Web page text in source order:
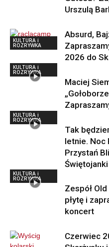
Urszulą
KULTURA i
ROZRYWKA
Absurd,
2026 do
KULTURA i
ROZRYWKA
Maciej
KULTURA i
ROZRYWKA
Tak
letnie. Noc
Przystań
Świętojanki
KULTURA i
ROZRYWKA
Zespół
płytę i
koncert
Czerwiec